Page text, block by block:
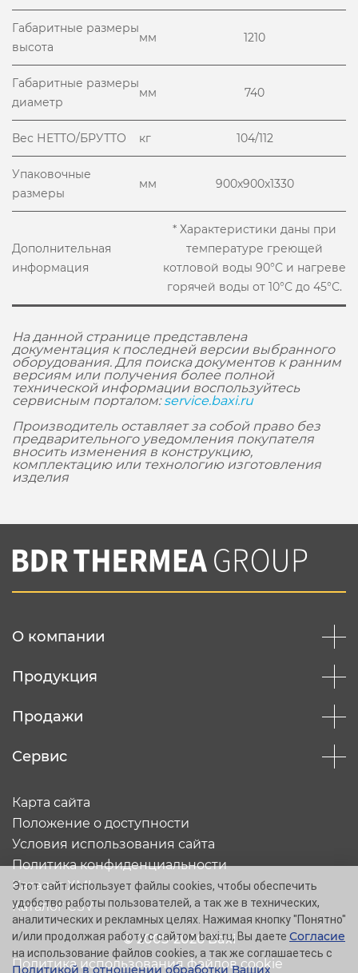
Габаритные размеры
высота
мм 1210
Габаритные размеры
диаметр
мм 740
Вес НЕТТО/БРУТТО кг 104/112
Упаковочные
размеры
мм 900x900x1330
Дополнительная
информация
* Характеристики даны при
температуре греющей
котловой воды 90°С и нагреве
горячей воды от 10°С до 45°С.
На данной странице представлена
документация к последней версии выбранного
оборудования. Для поиска документов к ранним
версиям или получения более полной
технической информации воспользуйтесь
сервисным порталом:service.baxi.ru
Производитель оставляет за собой право без
предварительного уведомления покупателя
вносить изменения в конструкцию,
комплектацию или технологию изготовления
изделия
О компании
Продукция
Продажи
Сервис
© 2005-2026 Baxi
Карта сайта
Положение о доступности
Условия использования сайта
Политика конфиденциальности
Каталог XML
Каталог CSV
Политика использования файлов cookie
Этот сайт использует файлы cookies, чтобы обеспечить
удобство работы пользователей, а так же в технических,
аналитических и рекламных целях. Нажимая кнопку "Понятно"
и/или продолжая работу с сайтом baxi.ru, Вы даете Согласие
на использование файлов cookies, а так же соглашаетесь с
Политикой в отношении обработки Ваших